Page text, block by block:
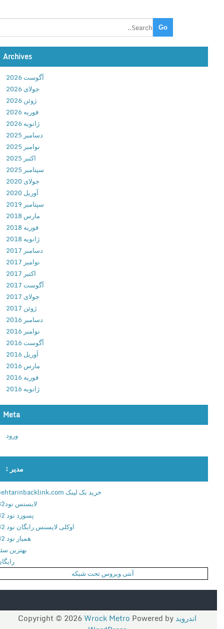
i
V
i
d
e
o
E
d
i
o
r
&
M
a
k
e
r
Archives
آگوست 2026
جولای 2026
ژوئن 2026
فوریه 2026
ژانویه 2026
دسامبر 2025
نوامبر 2025
سپتامبر 2025
جولای 2020
آوریل 2020
سپتامبر 2019
مارس 2018
فوریه 2018
ژانویه 2018
دسامبر 2017
نوامبر 2017
آگوست 2017
جولای 2017
ژوئن 2017
دسامبر 2016
نوامبر 2016
آگوست 2016
آوریل 2016
مارس 2016
فوریه 2016
ژانویه 2016
Meta
مدیر :
خرید بک لینک behtarinbacklink.com
لایسنس نود32
پسورد نود 32
اوکلی لایسنس رایگان نود 32
همیار نود 32
بهترین سئو
رایگان
آنتی ویروس تحت شبکه
اندرویدCopyright © 2026
Wrock MetroPowered by